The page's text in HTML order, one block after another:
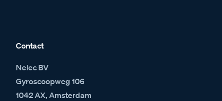
Contact
Nelec BV
Gyroscoopweg 106
1042 AX, Amsterdam